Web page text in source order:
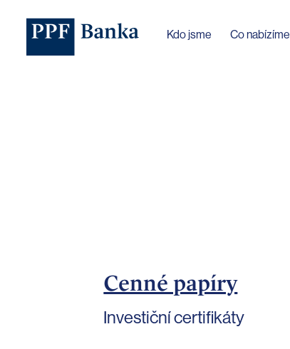
Kdo jsme Co nabízíme
Cenné papíry
Investiční certifikáty